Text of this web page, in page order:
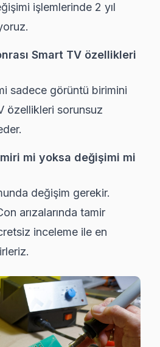
işlemlerinde 2 yıl
Smart TV özellikleri
sadece görüntü birimini
özellikleri sorunsuz
mi yoksa değişimi mi
değişim gerekir.
arızalarında tamir
inceleme ile en